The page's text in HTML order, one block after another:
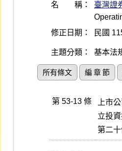
名 稱：
臺灣證
修正日期：
民國
主題分類： 基本法
所有條文 編 章 節
第 53-13 條
上市
立投
第二